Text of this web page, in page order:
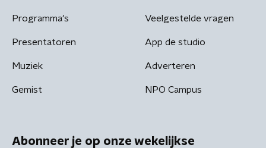
Programma's
Presentatoren
Muziek
Gemist
Veelgestelde vragen
App de studio
Adverteren
NPO Campus
Abonneer je op onze wekelijkse